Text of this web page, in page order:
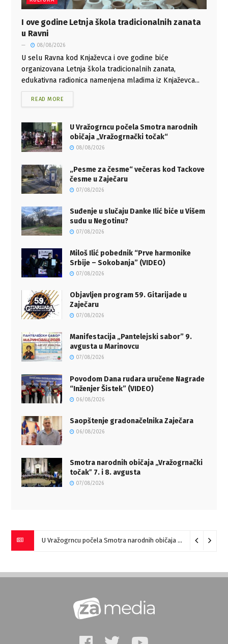
I ove godine Letnja škola tradicionalnih zanata
u Ravni
08/08/2026
U selu Ravna kod Knjaževca i ove godine biće
organizovana Letnja škola tradicionalnih zanata,
edukativna radionica namenjena mladima iz Knjaževca...
READ MORE
U Vražogrncu počela Smotra narodnih
običaja „Vražogrnački točak“
08/08/2026
„Pesme za česme“ večeras kod Tackove
česme u Zaječaru
07/08/2026
Suđenje u slučaju Danke Ilić biće u Višem
sudu u Negotinu?
07/08/2026
Miloš Ilić pobednik “Prve harmonike
Srbije – Sokobanja” (VIDEO)
07/08/2026
Objavljen program 59. Gitarijade u
Zaječaru
07/08/2026
Manifestacija „Pantelejski sabor” 9.
avgusta u Marinovcu
07/08/2026
Povodom Dana rudara uručene Nagrade
“Inženjer Šistek” (VIDEO)
06/08/2026
Saopštenje gradonačelnika Zaječara
06/08/2026
Smotra narodnih običaja „Vražogrnački
točakˮ 7. i 8. avgusta
07/08/2026
U Vražogrncu počela Smotra narodnih običaja „Vražogrnački točak“